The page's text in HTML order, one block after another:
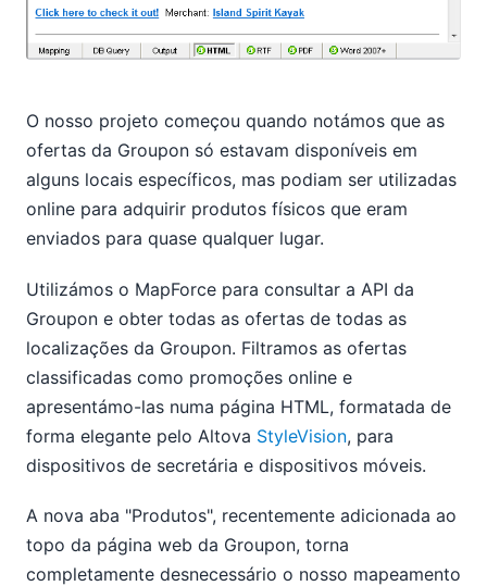
O nosso projeto começou quando notámos que as
ofertas da Groupon só estavam disponíveis em
alguns locais específicos, mas podiam ser utilizadas
online para adquirir produtos físicos que eram
enviados para quase qualquer lugar.
Utilizámos o MapForce para consultar a API da
Groupon e obter todas as ofertas de todas as
localizações da Groupon. Filtramos as ofertas
classificadas como promoções online e
apresentámo-las numa página HTML, formatada de
forma elegante pelo Altova StyleVision, para
dispositivos de secretária e dispositivos móveis.
A nova aba "Produtos", recentemente adicionada ao
topo da página web da Groupon, torna
completamente desnecessário o nosso mapeamento